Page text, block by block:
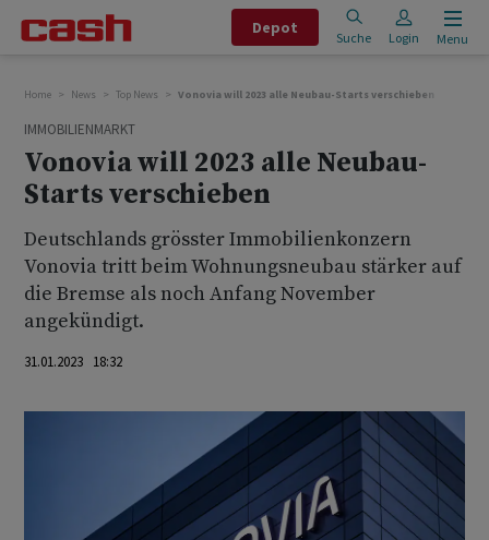
Depot
Suche Login Menu
Home News Top News Vonovia will 2023 alle Neubau-Starts verschieben
IMMOBILIENMARKT
Vonovia will 2023 alle Neubau-
Starts verschieben
Deutschlands grösster Immobilienkonzern
Vonovia tritt beim Wohnungsneubau stärker auf
die Bremse als noch Anfang November
angekündigt.
31.01.2023 18:32